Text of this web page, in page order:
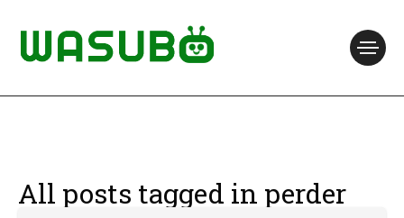
All posts tagged in perder